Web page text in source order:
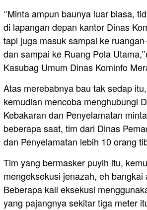
‘’Minta ampun baunya luar biasa,
di lapangan depan kantor Dinas
tapi juga masuk sampai ke
dan sampai ke Ruang Pola
Kasubag Umum Dinas Kominfo
Atas merebabnya bau tak sedap
kemudian mencoba menghubungi
Kebakaran dan Penyelamatan
beberapa saat, tim dari Dinas
dan Penyelamatan lebih 10 orang
Tim yang bermasker puyih itu,
mengeksekusi jenazah, eh bangkai
Beberapa kali eksekusi
yang pajangnya sekitar tiga meter